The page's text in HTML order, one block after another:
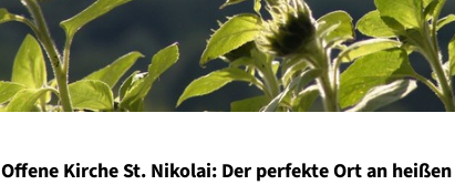
Offene Kirche St. Nikolai: Der perfekte Ort an heißen